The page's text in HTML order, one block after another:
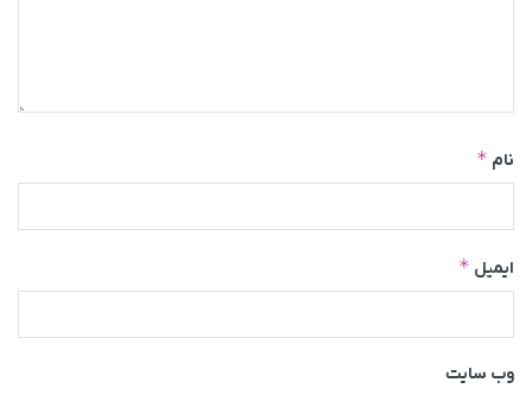
نام *
ایمیل *
وب‌ سایت